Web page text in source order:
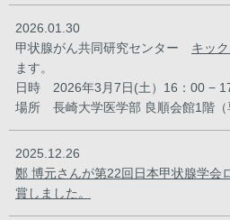
2026.01.30
甲状腺がん共同研究センター キッ
ます。
日時 2026年3月7日(土）16：00 −
場所 長崎大学医学部 良順会館1階（
2025.12.26
鄭 博元さんが第22回日本甲状腺学会
賞しました。